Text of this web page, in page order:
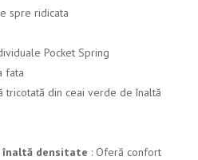
spre ridicata
Pocket Spring
fata
tricotată din ceai verde de înaltă
înaltă densitate : Oferă confort